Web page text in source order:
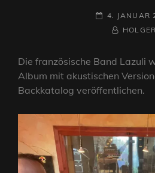
POSTED-
4. JANUAR
BY
BYLINEHOLGER
Die französische Band Lazuli
Album mit akustischen
Backkatalog veröffentlichen.